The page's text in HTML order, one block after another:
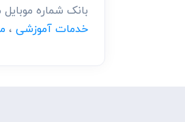
بانک شماره
خدمات آموزشی ،